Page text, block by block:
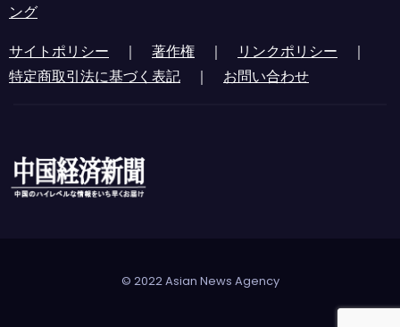
ング
サイトポリシー ｜ 著作権 ｜ リンクポリシー ｜
特定商取引法に基づく表記 ｜ お問い合わせ
© 2022 Asian News Agency